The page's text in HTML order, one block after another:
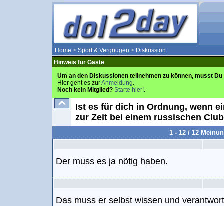
Home > Sport & Vergnügen > Diskussion
Hinweis für Gäste
Um an den Diskussionen teilnehmen zu können, musst
Hier geht es zurAnmeldung.
Noch kein Mitglied? Starte hier!.
Ist es für dich in Ordnung, wenn
zur Zeit bei einem russischen
1 - 12 / 12
Der muss es ja nötig haben.
Das muss er selbst wissen und